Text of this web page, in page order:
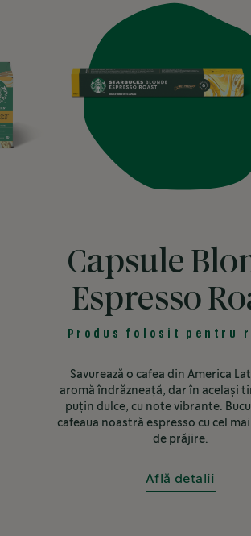
Capsule
Espresso
Produs folosit pentru
Savurează o cafea din America
aromă îndrăzneață, dar în același
puțin dulce, cu note vibrante.
cafeaua noastră espresso cu cel mai
de prăjire.
Află detalii